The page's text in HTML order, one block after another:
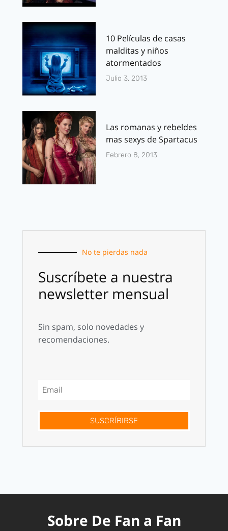
10 Películas de casas
malditas y niños
atormentados
Julio 3, 2013
Las romanas y rebeldes
mas sexys de Spartacus
Febrero 8, 2013
No te pierdas nada
Suscríbete a nuestra
newsletter mensual
Sin spam, solo novedades y
recomendaciones.
SUSCRÍBIRSE
Sobre De Fan a Fan